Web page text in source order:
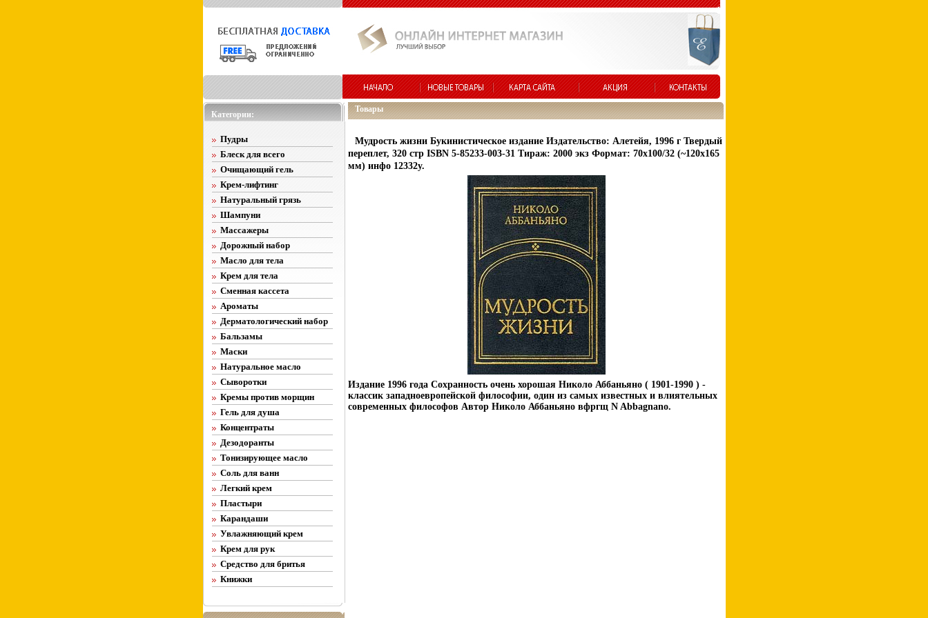
Категории:
Пудры
Блеск для всего
Очищающий гель
Крем-лифтинг
Натуральный грязь
Шампуни
Массажеры
Дорожный набор
Масло для тела
Крем для тела
Сменная кассета
Ароматы
Дерматологический набор
Бальзамы
Маски
Натуральное масло
Сыворотки
Кремы против морщин
Гель для душа
Концентраты
Дезодоранты
Тонизирующее масло
Соль для ванн
Легкий крем
Пластыри
Карандаши
Увлажняющий крем
Крем для рук
Средство для бритья
Книжки
Товары
Мудрость жизни Букинистическое издание Издательство: Алетейя, 1996 г Твердый
переплет, 320 стр ISBN 5-85233-003-31 Тираж: 2000 экз Формат: 70x100/32 (~120х165
мм) инфо 12332y.
Издание 1996 года Сохранность очень хорошая Николо Аббаньяно ( 1901-1990 ) -
классик западноевропейской философии, один из самых известных и влиятельных
современных философов Автор Николо Аббаньяно вфргщ N Abbagnano.